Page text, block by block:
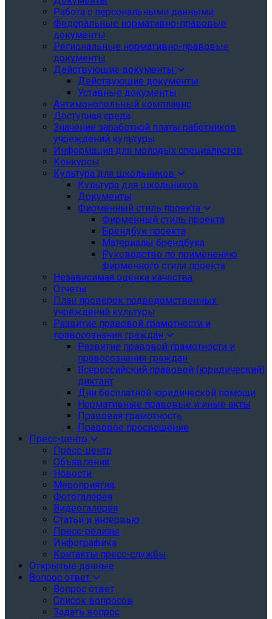
Работа с персональными данными
Федеральные нормативно-правовые
документы
Региональные нормативно-правовые
документы
Действующие документы
Действующие документы
Уставные документы
Антимонопольный комплаенс
Доступная среда
Значение заработной платы работников
учреждений культуры
Информация для молодых специалистов
Конкурсы
Культура для школьников
Культура для школьников
Документы
Фирменный стиль проекта
Фирменный стиль проекта
Брендбук проекта
Материалы брендбука
Руководство по применению
фирменного стиля проекта
Независимая оценка качества
Отчеты
План проверок подведомственных
учреждений культуры
Развитие правовой грамотности и
правосознания граждан
Развитие правовой грамотности и
правосознания граждан
Всероссийский правовой (юридический)
диктант
Дни бесплатной юридической помощи
Нормативные правовые и иные акты
Правовая грамотность
Правовое просвещение
Пресс-центр
Пресс-центр
Объявления
Новости
Мероприятия
Фотогалерея
Видеогалерея
Статьи и интервью
Пресс-релизы
Инфографика
Контакты пресс-службы
Открытые данные
Вопрос ответ
Вопрос ответ
Список вопросов
Задать вопрос